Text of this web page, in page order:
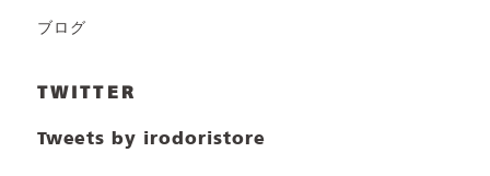
ブログ
TWITTER
Tweets by irodoristore